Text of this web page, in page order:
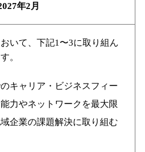
年2月
いて、下記1〜3に取り組ん
。
キャリア・ビジネスフィー
力やネットワークを最大限
企業の課題解決に取り組む